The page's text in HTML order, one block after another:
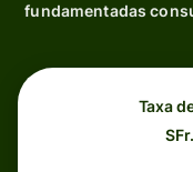
fundamentadas
Taxa